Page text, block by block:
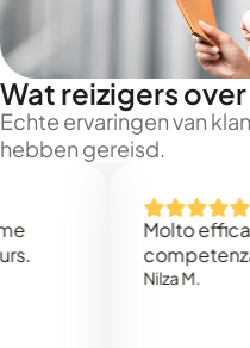
Wat reizigers
Echte ervaringen van
hebben gereisd.
Molto efficace!
competenza!